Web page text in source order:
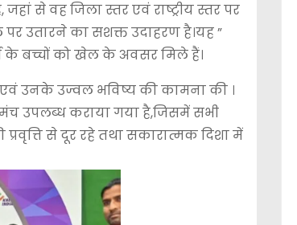
से वह जिला स्तर एवं राष्ट्रीय स्तर पर
पर उतारने का सशक्त उदाहरण है।यह ”
के बच्चों को खेल के अवसर मिले हैं।
उनके उज्वल भविष्य की कामना की ।
उपलब्ध कराया गया है,जिसमें सभी
से दूर रहे तथा सकारात्मक दिशा में